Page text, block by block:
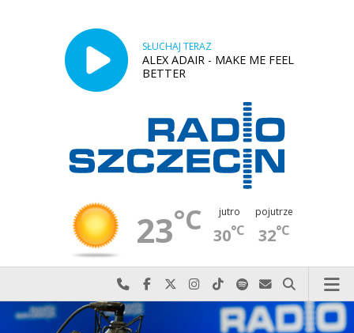
SŁUCHAJ TERAZ
ALEX ADAIR - MAKE ME FEEL
BETTER
23°C jutro
30°C
pojutrze
32°C
Najlepiej po prostu do nas zadzwoń
Odwiedź nas na Facebook-u
Odwiedź nas na X
Odwiedź nas na Instagram-ie
Odwiedź nas na TikTok-u
Szukaj nas na Spotify
Wyślij do nas
Szukaj